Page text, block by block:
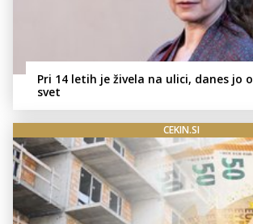
Pri 14 letih je živela na ulici, danes jo
svet
CEKIN.SI